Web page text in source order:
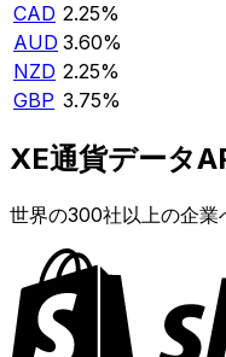
CAD 2.25%
AUD 3.60%
NZD 2.25%
GBP 3.75%
XE通貨データ
世界の300社以上の企業